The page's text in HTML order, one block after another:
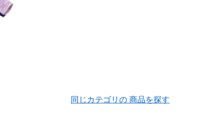
同じカテゴリの 商品を探す